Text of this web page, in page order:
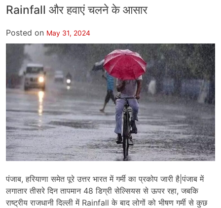
Rainfall और हवाएं चलने के आसार
Posted on May 31, 2024
पंजाब, हरियाणा समेत पूरे उत्तर भारत में गर्मी का प्रकोप जारी है|पंजाब में
लगातार तीसरे दिन तापमान 48 डिग्री सेल्सियस से ऊपर रहा, जबकि
राष्ट्रीय राजधानी दिल्ली में Rainfall के बाद लोगों को भीषण गर्मी से कुछ